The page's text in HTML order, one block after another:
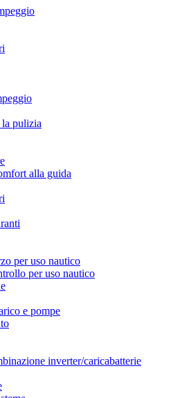
la pulizia
alla guida
per uso nautico
per uso nautico
e pompe
inverter/caricabatterie